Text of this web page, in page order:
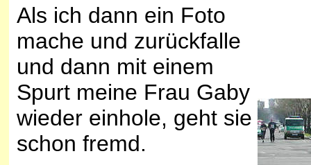
Als ich dann ein Foto
mache und zurückfalle
und dann mit einem
Spurt meine Frau Gaby
wieder einhole, geht sie
schon fremd.